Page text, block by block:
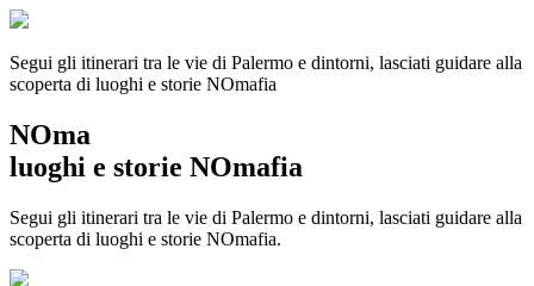
Segui gli itinerari tra le vie di Palermo e dintorni, lasciati guidare alla
scoperta di luoghi e storie NOmafia
NOma
luoghi e storie NOmafia
Segui gli itinerari tra le vie di Palermo e dintorni, lasciati guidare alla
scoperta di luoghi e storie NOmafia.